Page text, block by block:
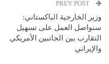
وزير الخارجية الباكستاني:
سنواصل العمل على تسهيل
التقارب بين الجانبين الأمريكي
والإيراني